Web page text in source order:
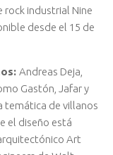
industrial Nine
desde el 15 de
Andreas Deja,
Gastón, Jafar y
temática de villanos
el diseño está
Art